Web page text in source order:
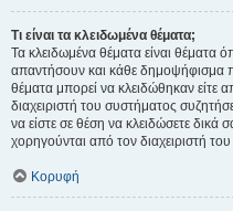
Τι είναι τα κλειδωμένα θέματα;
Τα κλειδωμένα θέματα είναι θέματα
απαντήσουν και κάθε δημοψήφισμα
θέματα μπορεί να κλειδώθηκαν είτε
διαχειριστή του συστήματος
να είστε σε θέση να κλειδώσετε
χορηγούνται από τον διαχειριστή
Κορυφή